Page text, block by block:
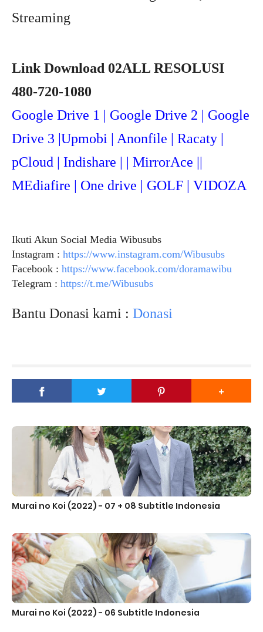
Streaming
Link Download 02ALL RESOLUSI
480-720-1080
Google Drive 1 | Google Drive 2 | Google
Drive 3 |Upmobi | Anonfile | Racaty |
pCloud | Indishare | | MirrorAce ||
MEdiafire | One drive | GOLF | VIDOZA
Ikuti Akun Social Media Wibusubs
Instagram : https://www.instagram.com/Wibusubs
Facebook : https://www.facebook.com/doramawibu
Telegram : https://t.me/Wibusubs
Bantu Donasi kami : Donasi
Murai no Koi (2022) - 07 + 08 Subtitle Indonesia
Murai no Koi (2022) - 06 Subtitle Indonesia